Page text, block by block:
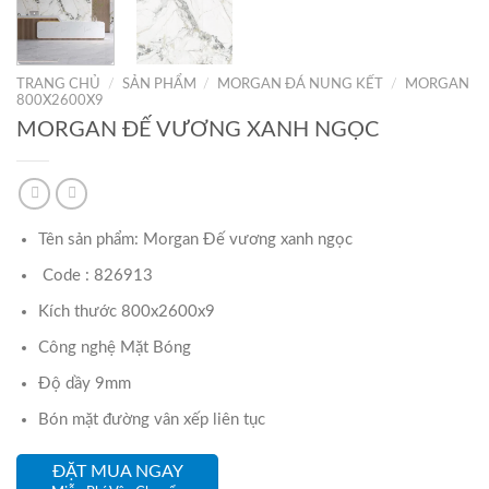
TRANG CHỦ / SẢN PHẨM / MORGAN ĐÁ NUNG KẾT /
MORGAN
800X2600X9
MORGAN ĐẾ VƯƠNG XANH NGỌC
Tên sản phẩm: Morgan Đế vương xanh ngọc
Code : 826913
Kích thước 800x2600x9
Công nghệ Mặt Bóng
Độ dầy 9mm
Bón mặt đường vân xếp liên tục
ĐẶT MUA NGAY